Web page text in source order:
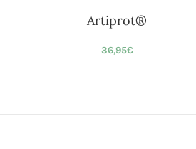
Artiprot®
36,95€